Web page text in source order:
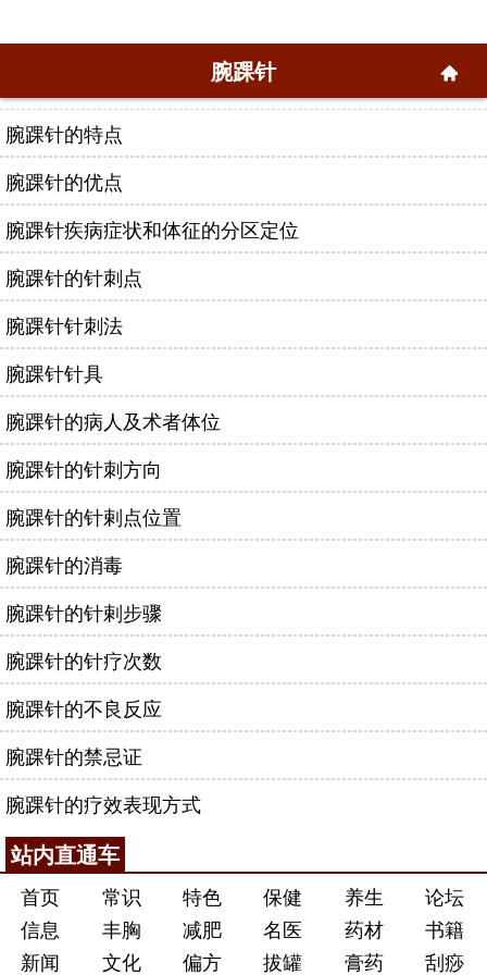
腕踝针
腕踝针的特点
腕踝针的优点
腕踝针疾病症状和体征的分区定位
腕踝针的针刺点
腕踝针针刺法
腕踝针针具
腕踝针的病人及术者体位
腕踝针的针刺方向
腕踝针的针剌点位置
腕踝针的消毒
腕踝针的针剌步骤
腕踝针的针疗次数
腕踝针的不良反应
腕踝针的禁忌证
腕踝针的疗效表现方式
站内直通车
首页 常识 特色 保健 养生
论坛
信息
丰胸 减肥 名医 药材
书籍
新闻
文化 偏方 拔罐 膏药 刮痧